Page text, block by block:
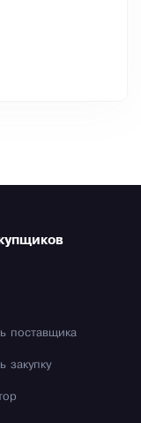
поставщика
закупку